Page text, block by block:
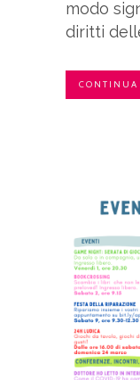
modo
diritti
CONTINUA